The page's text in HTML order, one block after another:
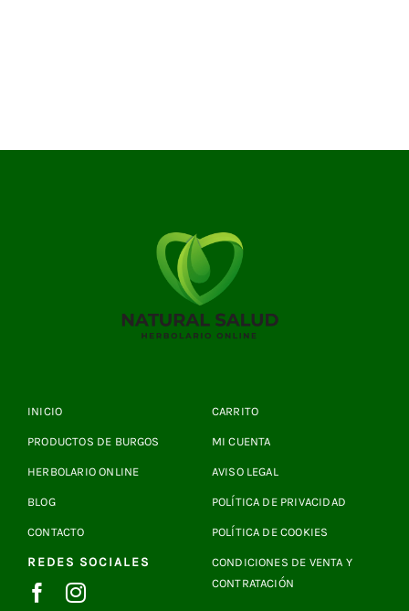
INICIO
PRODUCTOS DE BURGOS
HERBOLARIO ONLINE
BLOG
CONTACTO
REDES SOCIALES
CARRITO
MI CUENTA
AVISO LEGAL
POLÍTICA DE PRIVACIDAD
POLÍTICA DE COOKIES
CONDICIONES DE VENTA Y
CONTRATACIÓN